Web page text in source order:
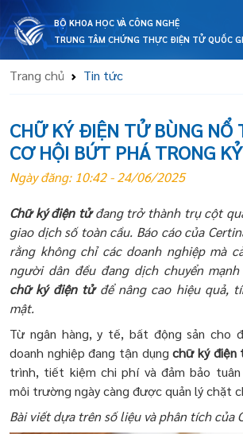
BỘ KHOA HỌC VÀ CÔNG NGHỆ
TRUNG TÂM CHỨNG THỰC ĐIỆN TỬ QUỐC
Trang chủ Tin tức
CHỮ KÝ ĐIỆN TỬ BÙNG NỔ
CƠ HỘI BỨT PHÁ TRONG
Ngày đăng: 10:42 - 24/06/2025
Chữ ký điện tửđang trở thành trụ cột
giao dịch số toàn cầu. Báo cáo của
rằng không chỉ các doanh nghiệp mà
người dân đều đang dịch chuyển
chữ ký điện tửđể nâng cao hiệu quả,
mật.
Từ ngân hàng, y tế, bất động sản cho
doanh nghiệp đang tận dụngchữ ký điện
trình, tiết kiệm chi phí và đảm bảo
môi trường ngày càng được quản lý chặt
Bài viết dựa trên số liệu và phân tích của